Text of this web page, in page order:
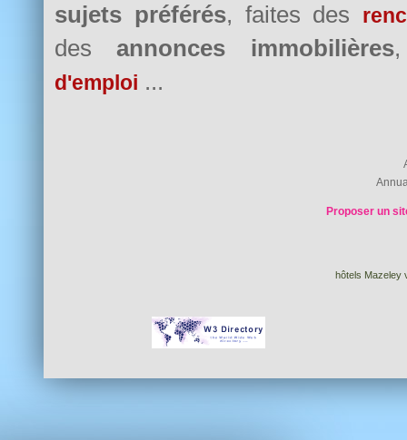
sujets préférés, faites des
desannonces immobilières
d'emploi ...
Proposer un
hôtels Mazeley